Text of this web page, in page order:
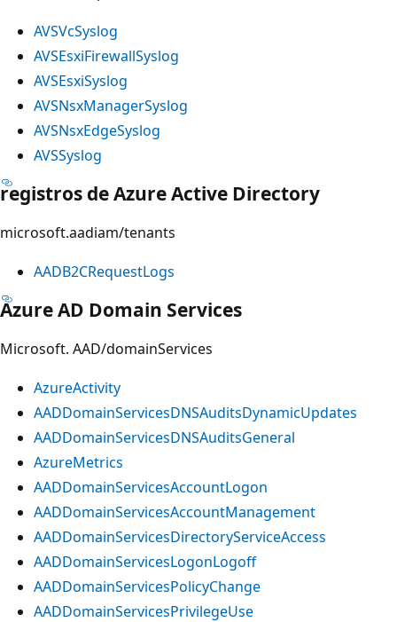
AVSVcSyslog
AVSEsxiFirewallSyslog
AVSEsxiSyslog
AVSNsxManagerSyslog
AVSNsxEdgeSyslog
AVSSyslog
registros de Azure Active Directory
microsoft.aadiam/tenants
AADB2CRequestLogs
Azure AD Domain Services
Microsoft. AAD/domainServices
AzureActivity
AADDomainServicesDNSAuditsDynamicUpdates
AADDomainServicesDNSAuditsGeneral
AzureMetrics
AADDomainServicesAccountLogon
AADDomainServicesAccountManagement
AADDomainServicesDirectoryServiceAccess
AADDomainServicesLogonLogoff
AADDomainServicesPolicyChange
AADDomainServicesPrivilegeUse